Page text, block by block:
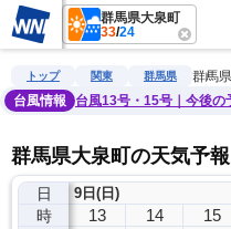
群馬県大泉町
33/24
雨雲レーダー 台風情報 地
トップ 関東 群馬県
群馬
台風情報
台風13号・15号｜今後の
群馬県大泉町の天気予報
日
時
9日(日)
12 13 14 15